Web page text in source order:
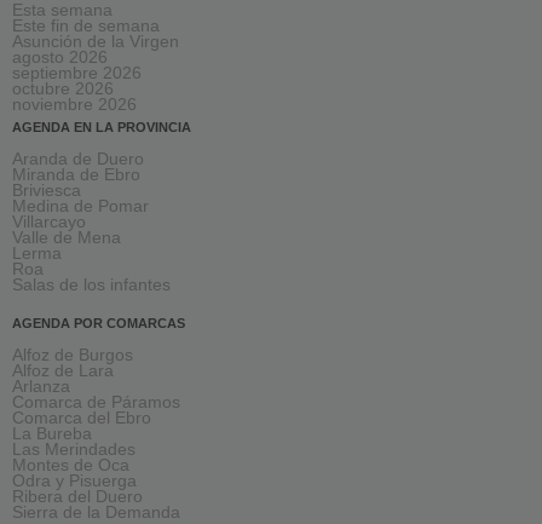
Esta semana
Este fin de semana
Asunción de la Virgen
agosto 2026
septiembre 2026
octubre 2026
noviembre 2026
AGENDA EN LA PROVINCIA
Aranda de Duero
Miranda de Ebro
Briviesca
Medina de Pomar
Villarcayo
Valle de Mena
Lerma
Roa
Salas de los infantes
AGENDA POR COMARCAS
Alfoz de Burgos
Alfoz de Lara
Arlanza
Comarca de Páramos
Comarca del Ebro
La Bureba
Las Merindades
Montes de Oca
Odra y Pisuerga
Ribera del Duero
Sierra de la Demanda